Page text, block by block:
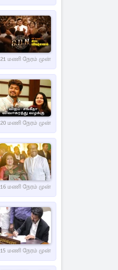
21 மணி நேரம் முன்
20 மணி நேரம் முன்
16 மணி நேரம் முன்
15 மணி நேரம் முன்